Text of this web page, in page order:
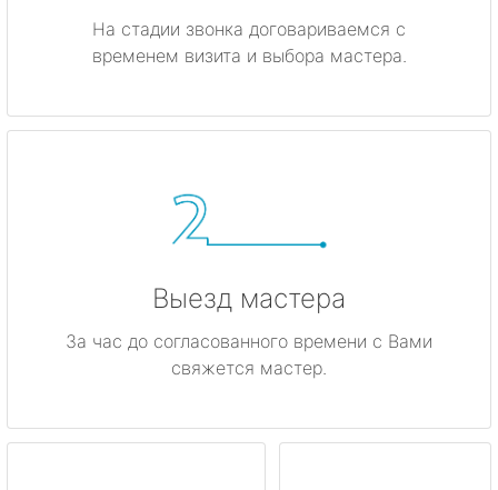
На стадии звонка договариваемся с
временем визита и выбора мастера.
Выезд мастера
За час до согласованного времени с Вами
свяжется мастер.